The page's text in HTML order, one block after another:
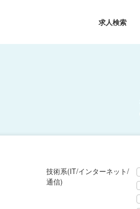
求人検索
技術系(IT/インターネット/
通信)